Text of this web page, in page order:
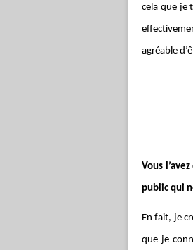
cela que je
agréable
Vous
public qui
En fait, je
que je